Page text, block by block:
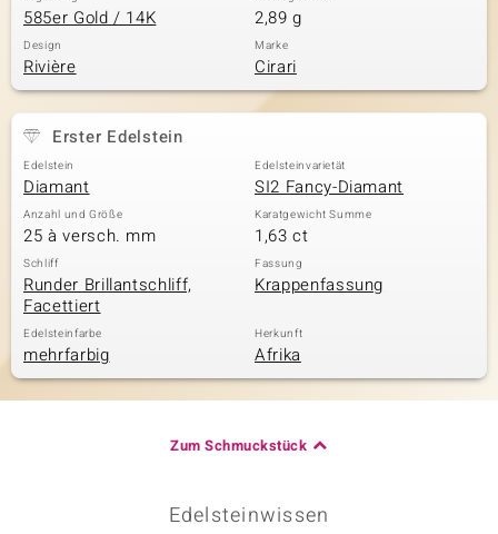
Classics
585er Gold / 14K 2,89 g
Design
Rivière
Marke
Cirari
Erster Edelstein
Edelstein
Diamant
Edelsteinvarietät
SI2 Fancy-Diamant
Anzahl und Größe
25 à versch. mm
Karatgewicht Summe
1,63 ct
Schliff
Runder Brillantschliff,
Facettiert
Fassung
Krappenfassung
Edelsteinfarbe
mehrfarbig
Herkunft
Afrika
Zum Schmuckstück
Edelsteinwissen